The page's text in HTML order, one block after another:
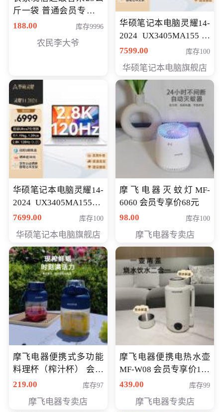
斤一袋 普通会员专享价
格178元
188.00 库存9996
农民李大爷
华硕笔记本电脑灵耀14-
2024 UX3405MA155冰
川银 oled 智慧轻薄本 会
7599.00 库存100
华硕笔记本电脑旗舰店
华硕笔记本电脑灵耀14-
2024 UX3405MA155夜
空蓝 oled 智慧轻薄本 会
7699.00 库存100
华硕笔记本电脑旗舰店
摩飞电器灭蚊灯MF-
6060 会员专享价68元
98.00
库存100
摩飞电器专卖店
摩飞电器便携式多功能
料理杯（榨汁杯） 会员
专享价118元
219.00 库存97
摩飞电器专卖店
摩飞电器便携电热水壶
MF-W08 会员专享价198
元
439.00 库存99
摩飞电器专卖店